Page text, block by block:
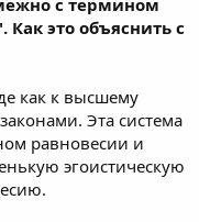
это объяснить с
как к высшему
Эта система
равновесии и
эгоистическую